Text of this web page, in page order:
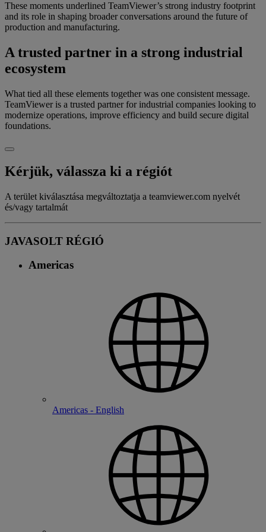
These moments underlined TeamViewer’s strong industry footprint
and its role in shaping broader conversations around the future of
production and manufacturing.
A trusted partner in a strong industrial
ecosystem
What tied all these elements together was one consistent message.
TeamViewer is a trusted partner for industrial companies looking to
modernize operations, improve efficiency and build secure digital
foundations.
Kérjük, válassza ki a régiót
A terület kiválasztása megváltoztatja a teamviewer.com nyelvét
és/vagy tartalmát
JAVASOLT RÉGIÓ
Americas
Americas - English